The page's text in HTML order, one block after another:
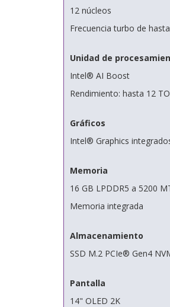
12 núcleos
Frecuencia turbo de
Unidad de
Intel® AI Boost
Rendimiento: hasta 12
Gráficos
Intel® Graphics
Memoria
16 GB LPDDR5 a 5200
Memoria integrada
Almacenamiento
SSD M.2 PCIe® Gen4
Pantalla
14" OLED 2K